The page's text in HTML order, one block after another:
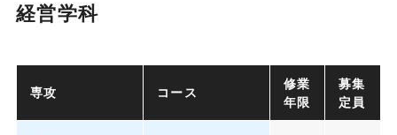
経営学科
専攻 コース
修業
年限
募集
定員